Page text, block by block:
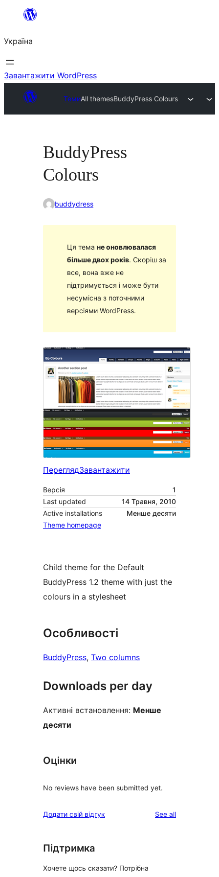
Перейти
вмісту
Україна
Завантажити WordPress
ТемиAll themesBuddyPress Colours
BuddyPress
Colours
buddydress
Ця тема не оновлювалася
більше двох років. Скоріш за
все, вона вже не
підтримується і може бути
несумісна з поточними
версіями WordPress.
ПереглядЗавантажити
Версія
1
Last updated
14 Травня, 2010
Active installations
Менше десяти
Theme homepage
Child theme for the Default
BuddyPress 1.2 theme with just the
colours in a stylesheet
Особливості
BuddyPress, Two columns
Downloads per day
Активні встановлення: Менше
десяти
Оцінки
No reviews have been submitted yet.
Додати свій відгук See allreviews
Підтримка
Хочете щось сказати? Потрібна